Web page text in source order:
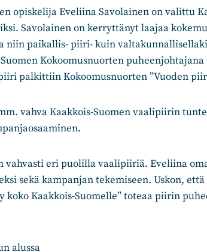
opiskelija Eveliina Savolainen on valittu
Savolainen on kerryttänyt laajaa
niin paikallis- piiri- kuin
Kokoomusnuorten puheenjohtajana
palkittiin Kokoomusnuorten ”Vuoden
vahva Kaakkois-Suomen vaalipiirin
vahvasti eri puolilla vaalipiiriä. Eveliina
sekä kampanjan tekemiseen. Uskon,
koko Kaakkois-Suomelle” toteaa piirin
alussa